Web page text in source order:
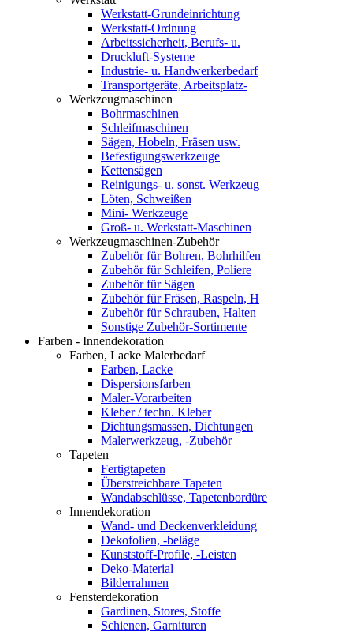
Werkstatt-Grundeinrichtung
Werkstatt-Ordnung
Arbeitssicherheit, Berufs- u.
Druckluft-Systeme
Industrie- u. Handwerkerbedarf
Transportgeräte, Arbeitsplatz-
Werkzeugmaschinen
Bohrmaschinen
Schleifmaschinen
Sägen, Hobeln, Fräsen usw.
Befestigungswerkzeuge
Kettensägen
Reinigungs- u. sonst. Werkzeug
Löten, Schweißen
Mini- Werkzeuge
Groß- u. Werkstatt-Maschinen
Werkzeugmaschinen-Zubehör
Zubehör für Bohren, Bohrhilfen
Zubehör für Schleifen, Poliere
Zubehör für Sägen
Zubehör für Fräsen, Raspeln, H
Zubehör für Schrauben, Halten
Sonstige Zubehör-Sortimente
Farben - Innendekoration
Farben, Lacke Malerbedarf
Farben, Lacke
Dispersionsfarben
Maler-Vorarbeiten
Kleber / techn. Kleber
Dichtungsmassen, Dichtungen
Malerwerkzeug, -Zubehör
Tapeten
Fertigtapeten
Überstreichbare Tapeten
Wandabschlüsse, Tapetenbordüre
Innendekoration
Wand- und Deckenverkleidung
Dekofolien, -beläge
Kunststoff-Profile, -Leisten
Deko-Material
Bilderrahmen
Fensterdekoration
Gardinen, Stores, Stoffe
Schienen, Garnituren